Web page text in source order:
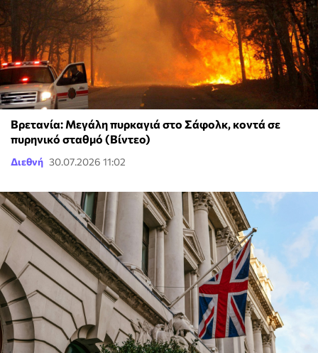
Βρετανία: Μεγάλη πυρκαγιά στο Σάφολκ, κοντά σε
πυρηνικό σταθμό (Βίντεο)
Διεθνή 30.07.2026 11:02